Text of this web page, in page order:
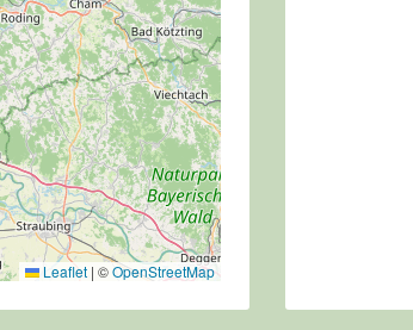
Leaflet | ©OpenStreetMap